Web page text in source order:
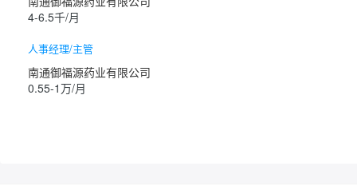
4-6.5千/月
人事经理/主管
南通御福源药业有限公司
0.55-1万/月